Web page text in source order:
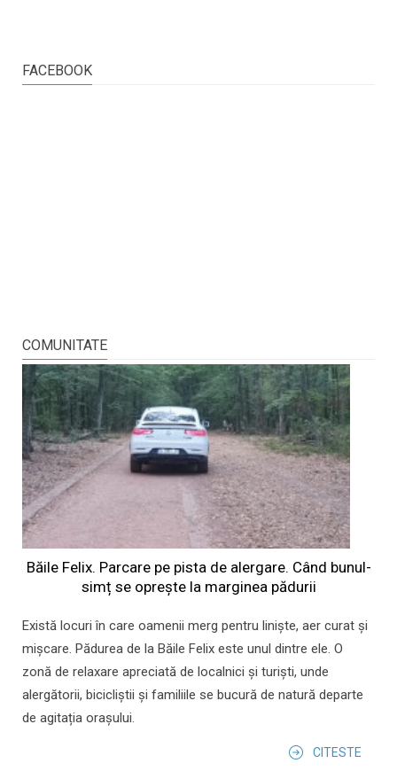
FACEBOOK
COMUNITATE
Băile Felix. Parcare pe pista de alergare. Când bunul-
simț se oprește la marginea pădurii
Există locuri în care oamenii merg pentru liniște, aer curat și
mișcare. Pădurea de la Băile Felix este unul dintre ele. O
zonă de relaxare apreciată de localnici și turiști, unde
alergătorii, bicicliștii și familiile se bucură de natură departe
de agitația orașului.
CITESTE